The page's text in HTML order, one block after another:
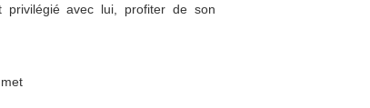
avec lui, profiter de son